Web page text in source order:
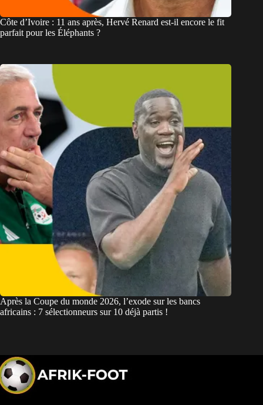
Côte d’Ivoire : 11 ans après, Hervé Renard est-il encore le fit
parfait pour les Éléphants ?
Après la Coupe du monde 2026, l’exode sur les bancs
africains : 7 sélectionneurs sur 10 déjà partis !